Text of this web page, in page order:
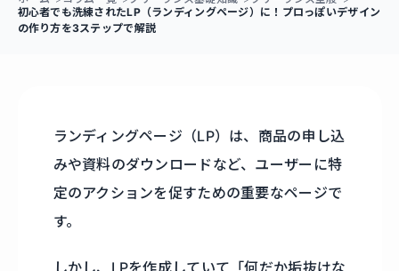
初心者でも洗練されたLP（ランディングページ）に！プロっぽいデザイン
の作り方を3ステップで解説
ランディングページ（LP）は、商品の申し込
みや資料のダウンロードなど、ユーザーに特
定のアクションを促すための重要なページで
す。